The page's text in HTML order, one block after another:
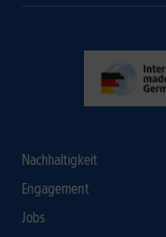
Nachhaltigkeit
Engagement
Jobs